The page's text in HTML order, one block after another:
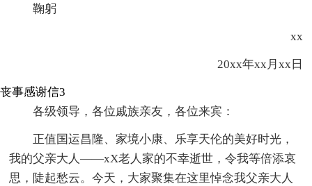
鞠躬
xx
20xx年xx月xx日
丧事感谢信3
各级领导，各位戚族亲友，各位来宾：
正值国运昌隆、家境小康、乐享天伦的美好时光，
我的父亲大人——xX老人家的不幸逝世，令我等倍添哀
思，陡起愁云。今天，大家聚集在这里悼念我父亲大人